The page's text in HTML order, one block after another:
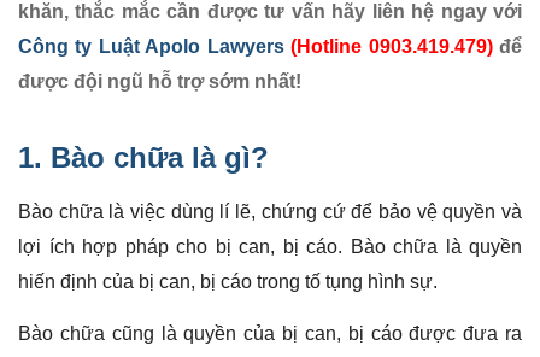
khăn, thắc mắc cần được tư vấn hãy liên hệ ngay với
Công ty Luật Apolo Lawyers (Hotline 0903.419.479)để
được đội ngũ hỗ trợ sớm nhất!
1. Bào chữalà gì?
Bào chữa là việc dùng lí lẽ, chứng cứ để bảo vệ quyền và
lợi ích hợp pháp cho bị can, bị cáo. Bào chữa là quyền
hiến định của bị can, bị cáo trong tố tụng hình sự.
Bào chữa cũng là quyền của bị can, bị cáo được đưa ra